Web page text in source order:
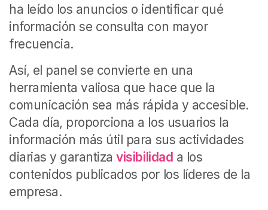
ha leído los anuncios o identificar qué
información se consulta con mayor
frecuencia.
Así, el panel se convierte en una
herramienta valiosa que hace que la
comunicación sea más rápida y accesible.
Cada día, proporciona a los usuarios la
información más útil para sus actividades
diarias y garantizavisibilidad a los
contenidos publicados por los líderes de la
empresa.